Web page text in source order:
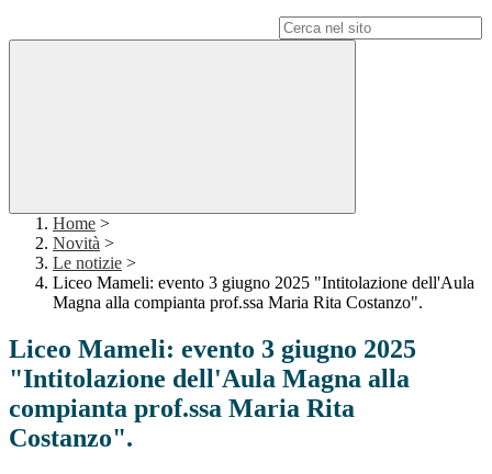
Home >
Novità >
Le notizie >
Liceo Mameli: evento 3 giugno 2025 "Intitolazione dell'Aula
Magna alla compianta prof.ssa Maria Rita Costanzo".
Liceo Mameli: evento 3 giugno 2025
"Intitolazione dell'Aula Magna alla
compianta prof.ssa Maria Rita
Costanzo".